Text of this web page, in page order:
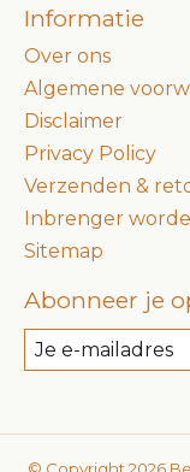
Informatie
Over ons
Algemene
Disclaimer
Privacy Policy
Verzenden &
Inbrenger
Sitemap
Abonneer je
© Copyright 2026